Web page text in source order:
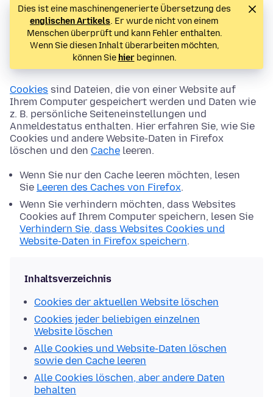
Dies ist eine maschinengenerierte Übersetzung des
englischen Artikels. Er wurde nicht von einem
Menschen überprüft und kann Fehler enthalten.
Wenn Sie diesen Inhalt überarbeiten möchten,
können Sie hierbeginnen.
Cookies sind Dateien, die von einer Website auf
Ihrem Computer gespeichert werden und Daten wie
z. B. persönliche Seiteneinstellungen und
Anmeldestatus enthalten. Hier erfahren Sie, wie Sie
Cookies und andere Website-Daten in Firefox
löschen und den Cache leeren.
Wenn Sie nur den Cache leeren möchten, lesen
Sie Leeren des Caches von Firefox.
Wenn Sie verhindern möchten, dass Websites
Cookies auf Ihrem Computer speichern, lesen Sie
Verhindern Sie, dass Websites Cookies und
Website-Daten in Firefox speichern.
Inhaltsverzeichnis
Cookies der aktuellen Website löschen
Cookies jeder beliebigen einzelnen
Website löschen
Alle Cookies und Website-Daten löschen
sowie den Cache leeren
Alle Cookies löschen, aber andere Daten
behalten